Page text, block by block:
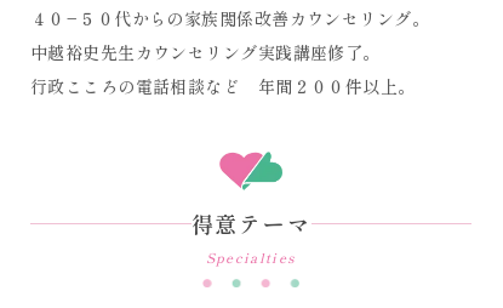
４０−５０代からの家族関係改善カウンセリング。
中越裕史先生カウンセリング実践講座修了。
行政こころの電話相談など 年間２００件以上。
得意テーマ
Specialties